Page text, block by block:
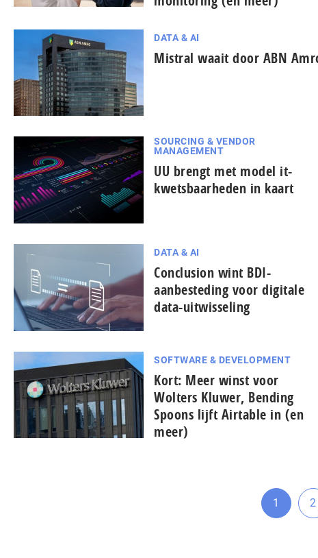
DATA & AI
Mistral waait door ABN
SOURCING & VENDOR
MANAGEMENT
UU brengt met model it-
kwetsbaarheden in kaart
DATA & AI
Conclusion wint BDI-
aanbesteding voor digitale
data-uitwisseling
SOFTWARE & DEVELOPMENT
Kort: Meer winst voor
Wolters Kluwer, Bending
Spoons lijft Airtable in (en
meer)
Ga
1 2